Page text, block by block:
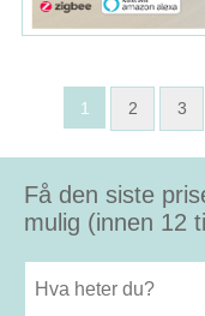
1 2 3
Få den siste
mulig (innen 12